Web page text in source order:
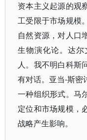
资本主义起源的观
工受限于市场规模
自然资源，对人口
生物演化论。达
人。我不明白科斯
有对话。亚当-斯密
一种组织形式。马
定位和市场规模，
战略产生影响。